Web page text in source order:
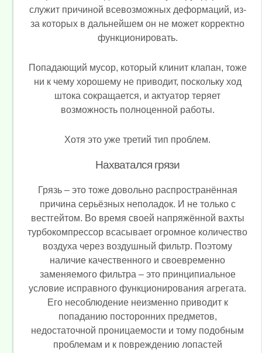
служит причиной всевозможных деформаций, из-
за которых в дальнейшем он не может корректно
функционировать.
Попадающий мусор, который клинит клапан, тоже
ни к чему хорошему не приводит, поскольку ход
штока сокращается, и актуатор теряет
возможность полноценной работы.
Хотя это уже третий тип проблем.
Нахватался грязи
Грязь – это тоже довольно распространённая
причина серьёзных неполадок. И не только с
вестгейтом. Во время своей напряжённой вахты
турбокомпрессор всасывает огромное количество
воздуха через воздушный фильтр. Поэтому
наличие качественного и своевременно
заменяемого фильтра – это принципиальное
условие исправного функционирования агрегата.
Его несоблюдение неизменно приводит к
попаданию посторонних предметов,
недостаточной проницаемости и тому подобным
проблемам и к повреждению лопастей